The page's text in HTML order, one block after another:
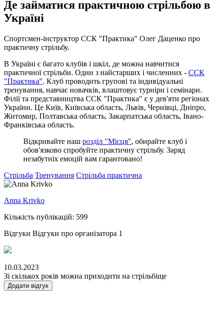
Де займатися практичною стрільбою в
Україні
Спортсмен-інструктор ССК "Практика" Олег Даценко про
практичну стрільбу.
В Україні є багато клубів і шкіл, де можна навчитися
практичної стрільби. Один з найстарших і численних - ССК
"Практика". Клуб проводить групові та індивідуальні
тренування, навчає новачків, влаштовує турніри і семінари.
Філії та представництва ССК "Практика" є у дев'яти регіонах
України. Це Київ, Київська область, Львів, Чернівці, Дніпро,
Житомир, Полтавська область, Закарпатська область, Івано-
Франківська область.
Відкривайте наш розділ "Місця", обирайте клуб і
обов'язково спробуйте практичну стрільбу. Заряд
незабутніх емоцій вам гарантовано!
Стрільба Тренування Стрільба практична
Anna Krivko
Кількість публікацій: 599
Відгуки Відгуки про організатора 1
10.03.2023
Зі скількох років можна приходити на стрільбіще
Додати відгук